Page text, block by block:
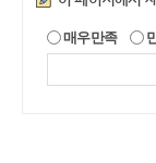
매우만족